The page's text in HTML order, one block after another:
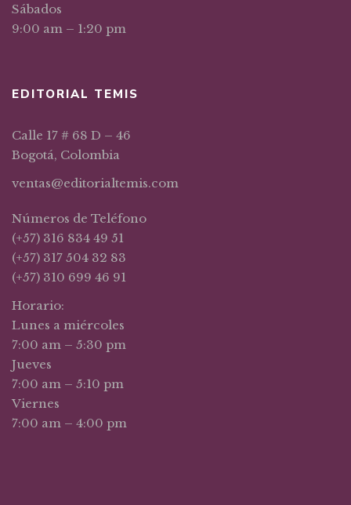
Sábados
9:00 am – 1:20 pm
EDITORIAL TEMIS
Calle 17 # 68 D – 46
Bogotá, Colombia
ventas@editorialtemis.com
Números de Teléfono
(+57) 316 834 49 51
(+57) 317 504 32 83
(+57) 310 699 46 91
Horario:
Lunes a miércoles
7:00 am – 5:30 pm
Jueves
7:00 am – 5:10 pm
Viernes
7:00 am – 4:00 pm